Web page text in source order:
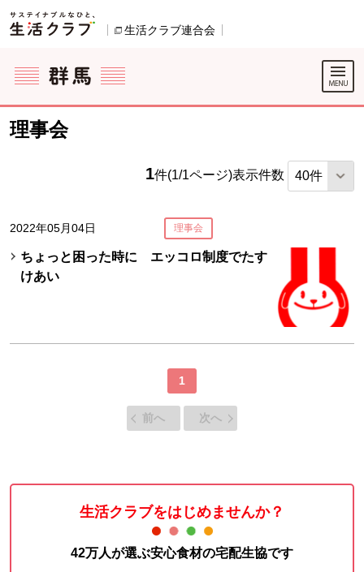
ページの先頭です。
生活クラブ連合会
ここからサイト内共通メニューです。
サイト内共通メニューをスキップする
サイト内共通メニューここまで。
理事会
1件(1/1ページ)表示件数
2022年05月04日 理事会
ちょっと困った時に エッコロ制度でたす
けあい
1
前へ 次へ
生活クラブをはじめませんか？
42万人が選ぶ安心食材の宅配生協です